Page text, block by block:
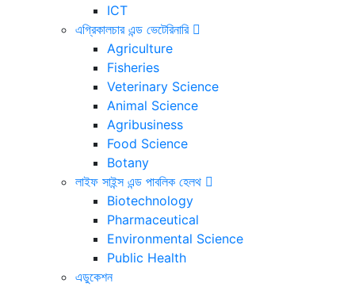
ICT
এগ্রিকালচার এন্ড ভেটেরিনারি
Agriculture
Fisheries
Veterinary Science
Animal Science
Agribusiness
Food Science
Botany
লাইফ সাইন্স এন্ড পাবলিক হেলথ
Biotechnology
Pharmaceutical
Environmental Science
Public Health
এডুকেশন